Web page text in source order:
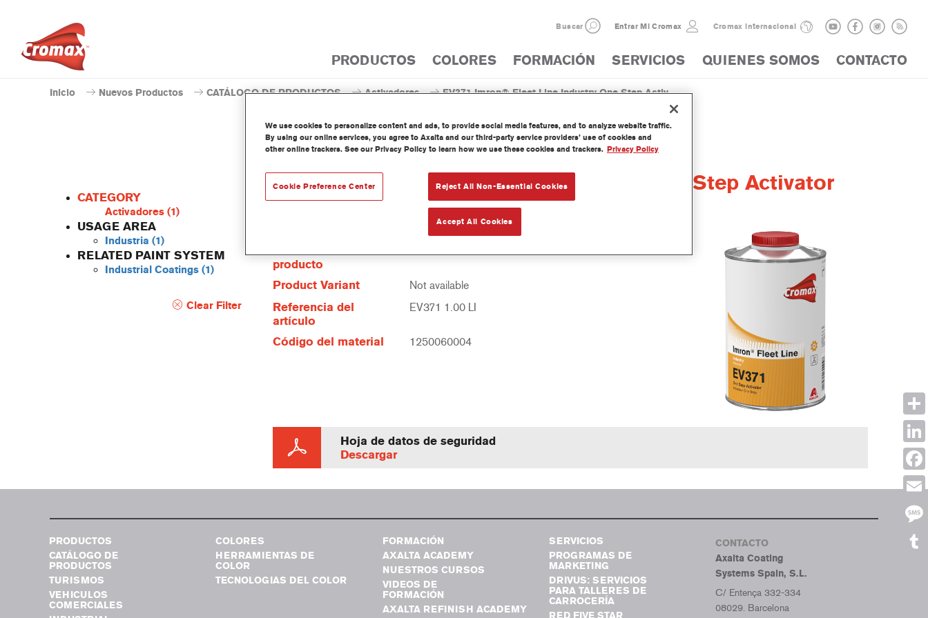
Buscar Entrar Mi Cromax Cromax internacional
PRODUCTOS COLORES FORMACIÓN SERVICIOS QUIENES SOMOS CONTACTO
Inicio Nuevos Productos CATÁLOGO DE PRODUCTOS Activadores EV371 Imron® Fleet Line Industry One Step Activ...
CATEGORY
Activadores (1)
USAGE AREA
Industria (1)
RELATED PAINT SYSTEM
Industrial Coatings (1)
Clear Filter
EV371 Imron® Fleet Line Industry One Step Activator
producto
Product Variant
Not available
Referencia del
artículo
EV371 1.00 LI
Código del material 1250060004
Hoja de datos de seguridad
Descargar
PRODUCTOS
CATÁLOGO DE
PRODUCTOS
TURISMOS
VEHICULOS
COMERCIALES
COLORES
HERRAMIENTAS DE
COLOR
TECNOLOGIAS DEL COLOR
FORMACIÓN
AXALTA ACADEMY
NUESTROS CURSOS
VIDEOS DE
FORMACIÓN
AXALTA REFINISH ACADEMY
SERVICIOS
PROGRAMAS DE
MARKETING
DRIVUS: SERVICIOS
PARA TALLERES DE
CARROCERÍA
CONTACTO
Axalta Coating
Systems Spain, S.L.
C/ Entença 332-334
08029. Barcelona
We use cookies to personalize content and ads, to provide social media features, and to analyze website traffic.
By using our online services, you agree to Axalta and our third-party service providers’ use of cookies and
other online trackers. See our Privacy Policy to learn how we use these cookies and trackers. Privacy Policy
Reject All Non-Essential Cookies
Accept All Cookies
Cookie Preference Center